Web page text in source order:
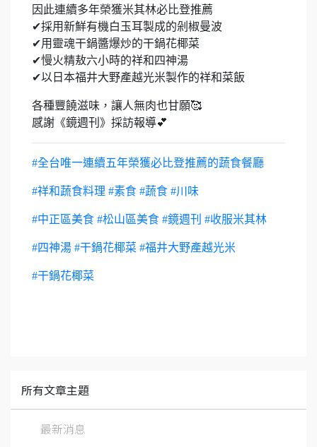
因此連續多年榮獲米其林必比登推薦
✔採用新鮮有機白玉耳製成的剁椒曼波
✔用靈魂干鍋醬爆炒的干鍋花椰菜
✔慢火精敖六小時的祥和四神湯
✔以日本福井大野產越光米製作的祥和菜飯
各種豐饒滋味，讓人無肉也甘願🥰
感謝《鏡週刊》採訪報導💕
#全台唯一連續五年榮獲必比登推薦的蔬食餐廳
#祥和蔬食料理 #素食 #蔬食 #川味
#中正區美食 #松山區美食 #鏡週刊 #收服米其林
#四神湯 #干鍋花椰菜 #福井大野產越光米
#干鍋花椰菜
所有文章主題
最新消息